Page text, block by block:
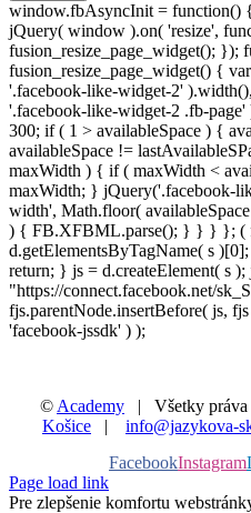
window.fbAsyncInit = function()
jQuery( window ).on( 'resize',
fusion_resize_page_widget(); });
fusion_resize_page_widget() {
'.facebook-like-widget-2'
'.facebook-like-widget-2 .fb-
300; if ( 1 > availableSpace ) {
availableSpace !=
maxWidth ) { if ( maxWidth <
maxWidth; } jQuery('.facebook-
width', Math.floor(
) { FB.XFBML.parse(); } } } }; (
d.getElementsByTagName( s
return; } js = d.createElement( s
"https://connect.facebook.net/
fjs.parentNode.insertBefore( js,
'facebook-jssdk' ) );
© Academy | Všetky práva
Košice | info@jazykova-
FacebookInstagram
Page load link
Pre zlepšenie komfortu